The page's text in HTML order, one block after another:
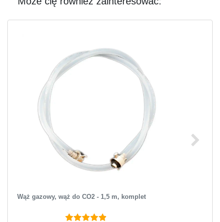
Wąż gazowy, wąż do CO2 - 1,5 m, komplet